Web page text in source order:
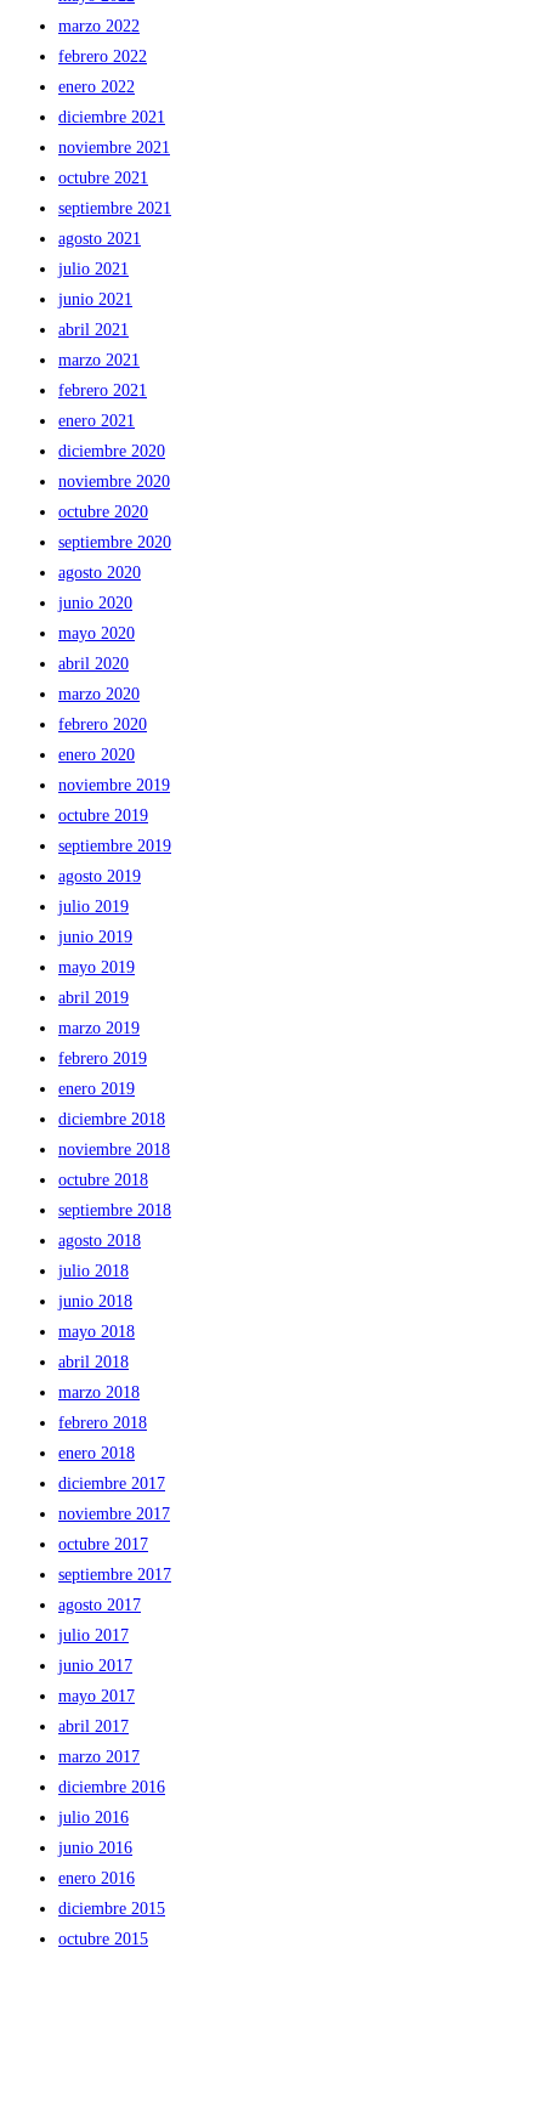
marzo 2022
febrero 2022
enero 2022
diciembre 2021
noviembre 2021
octubre 2021
septiembre 2021
agosto 2021
julio 2021
junio 2021
abril 2021
marzo 2021
febrero 2021
enero 2021
diciembre 2020
noviembre 2020
octubre 2020
septiembre 2020
agosto 2020
junio 2020
mayo 2020
abril 2020
marzo 2020
febrero 2020
enero 2020
noviembre 2019
octubre 2019
septiembre 2019
agosto 2019
julio 2019
junio 2019
mayo 2019
abril 2019
marzo 2019
febrero 2019
enero 2019
diciembre 2018
noviembre 2018
octubre 2018
septiembre 2018
agosto 2018
julio 2018
junio 2018
mayo 2018
abril 2018
marzo 2018
febrero 2018
enero 2018
diciembre 2017
noviembre 2017
octubre 2017
septiembre 2017
agosto 2017
julio 2017
junio 2017
mayo 2017
abril 2017
marzo 2017
diciembre 2016
julio 2016
junio 2016
enero 2016
diciembre 2015
octubre 2015